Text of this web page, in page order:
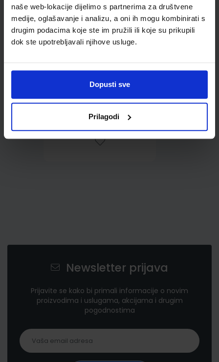
naše web-lokacije dijelimo s partnerima za društvene
medije, oglašavanje i analizu, a oni ih mogu kombinirati s
drugim podacima koje ste im pružili ili koje su prikupili
dok ste upotrebljavali njihove usluge.
Dopusti sve
Prilagodi
0,85 €
Newsletter prijava
Prijavite se kako bi primali informacije o novim
proizvodima i uslugama, akcijama i drugim
pogodnostima